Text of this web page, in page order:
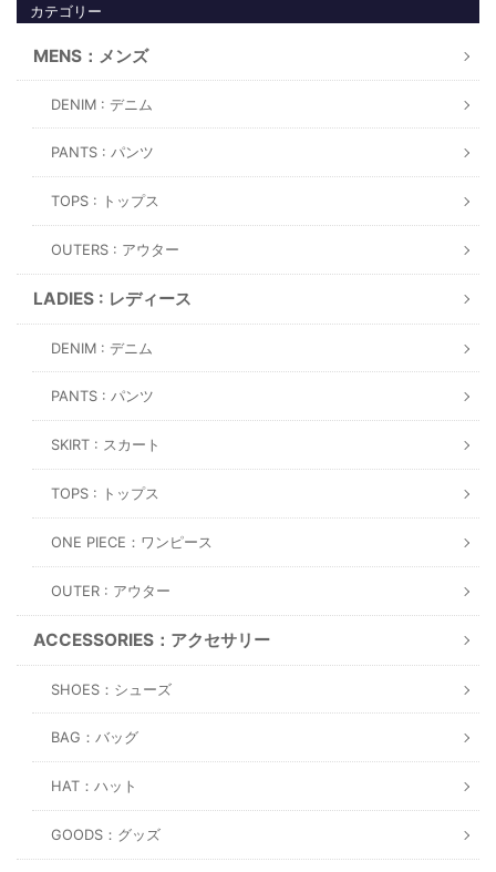
カテゴリー
MENS：メンズ
DENIM : デニム
PANTS : パンツ
TOPS : トップス
OUTERS : アウター
LADIES : レディース
DENIM : デニム
PANTS : パンツ
SKIRT : スカート
TOPS : トップス
ONE PIECE：ワンピース
OUTER : アウター
ACCESSORIES：アクセサリー
SHOES：シューズ
BAG：バッグ
HAT：ハット
GOODS：グッズ